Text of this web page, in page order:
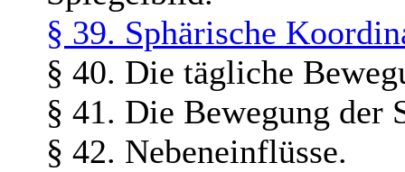
§ 39. Sphärische
§ 40. Die tägliche
§ 41. Die Bewegung der
§ 42. Nebeneinflüsse.